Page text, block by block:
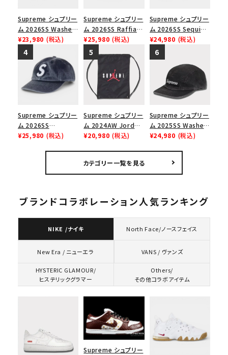
Supreme シュプリー
ム 2026SS Washed
Chino Twill Camp
Cap ウォッシュド チ
ノツイル キャンプキャ
ップ ブラック
¥23,980 (税込)
Supreme シュプリー
ム 2026SS Raffia
Mesh Back 5-Panel
ラフィアメッシュバック
5パネルキャップ ブラ
ック
¥25,980 (税込)
Supreme シュプリー
ム 2026SS Sequin
Denim Classic
Logo 6-Panel シ
ークインデニム クラ
シックロゴ 6パネルキ
ャップ ブラック
¥24,980 (税込)
Supreme シュプリー
ム 2026SS
Pigment Coated S
¥25,980 (税込)
Supreme シュプリー
ム 2024AW Jordan
Drawstring Bag ジ
ク ブラック 黒
¥20,980 (税込)
Supreme シュプリー
ム 2025SS Washed
Chino Twill Camp
ブラック 黒
¥24,980 (税込)
カテゴリー一覧を見る
ブランドコラボレーション人気ランキング
NIKE /ナイキ North Face/ノースフェイス
New Era / ニューエラ VANS / ヴァンズ
HYSTERIC GLAMOUR/
ヒステリックグラマー
Others/
その他コラボアイテム
Supreme シュプリー